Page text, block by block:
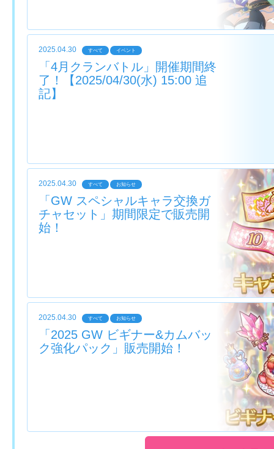
2025.04.30 すべて イベント
「4月クランバトル」開催期間終
了！【2025/04/30(水) 15:00 追
記】
2025.04.30 すべて お知らせ
「GW スペシャルキャラ交換ガ
チャセット」期間限定で販売開
始！
2025.04.30 すべて お知らせ
「2025 GW ビギナー&カムバッ
ク強化パック」販売開始！